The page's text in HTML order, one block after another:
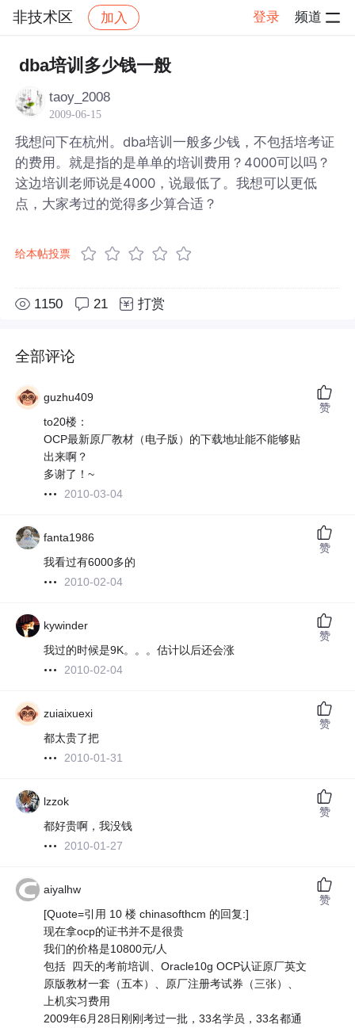
非技术区 加入 登录 频道
社区 非技术区 帖子详情
dba培训多少钱一般
taoy_2008
2009-06-15
我想问下在杭州。dba培训一般多少钱，不包括培考证
的费用。就是指的是单单的培训费用？4000可以吗？
这边培训老师说是4000，说最低了。我想可以更低
点，大家考过的觉得多少算合适？
给本帖投票
1150 21 打赏
全部评论
guzhu409
to20楼：
OCP最新原厂教材（电子版）的下载地址能不能够贴
出来啊？
多谢了！~
2010-03-04
赞
fanta1986
我看过有6000多的
2010-02-04
赞
kywinder
我过的时候是9K。。。估计以后还会涨
2010-02-04
赞
zuiaixuexi
都太贵了把
2010-01-31
赞
lzzok
都好贵啊，我没钱
2010-01-27
赞
aiyalhw
[Quote=引用 10 楼 chinasofthcm 的回复:]
现在拿ocp的证书并不是很贵
我们的价格是10800元/人
包括 四天的考前培训、Oracle10g OCP认证原厂英文
原版教材一套（五本）、原厂注册考试券（三张）、
上机实习费用
2009年6月28日刚刚考过一批，33名学员，33名都通
赞